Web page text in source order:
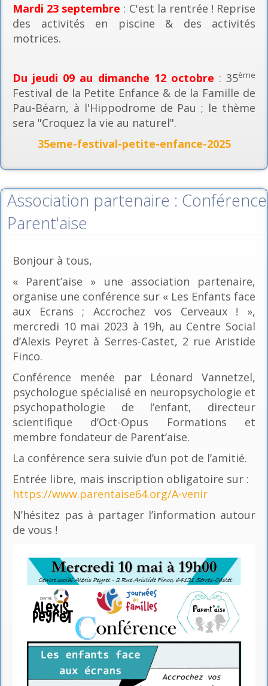
Mardi 23 septembre : C'est la rentrée ! Reprise
des activités en piscine & des activités
motrices.
Du jeudi 09 au dimanche 12 octobre : 35ème
Festival de la Petite Enfance & de la Famille de
Pau-Béarn, à l'Hippodrome de Pau ; le thème
sera "Croquez la vie au naturel".
35eme-festival-petite-enfance-2025
Association partenaire : Conférence
Parent'aise
Bonjour à tous,
« Parent’aise » une association partenaire,
organise une conférence sur « Les Enfants face
aux Ecrans ; Accrochez vos Cerveaux ! »,
mercredi 10 mai 2023 à 19h, au Centre Social
d’Alexis Peyret à Serres-Castet, 2 rue Aristide
Finco.
Conférence menée par Léonard Vannetzel,
psychologue spécialisé en neuropsychologie et
psychopathologie de l’enfant, directeur
scientifique d’Oct-Opus Formations et
membre fondateur de Parent’aise.
La conférence sera suivie d’un pot de l’amitié.
Entrée libre, mais inscription obligatoire sur :
https://www.parentaise64.org/A-venir
N’hésitez pas à partager l’information autour
de vous !